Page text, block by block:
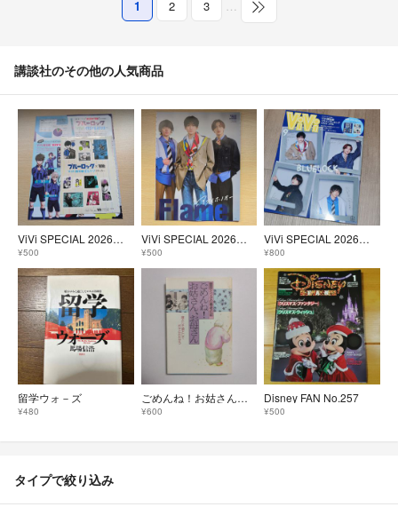
1 2 3 …
講談社のその他の人気商品
ViVi SPECIAL 2026年 09月号 [雑誌] ブルーロック推しシーンステッカー
¥500
ViVi SPECIAL 2026年 09月号 [雑誌] ブルーロック 高橋文哉 桜井海音 高橋恭平 K 切り抜き
¥500
ViVi SPECIAL 2026年 09月号 [雑誌]
¥800
留学ウォ－ズ
¥480
ごめんね！お姑さん、お母さん
¥600
Disney FAN No.257
¥500
タイプで絞り込み